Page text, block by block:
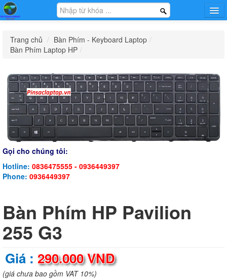
Hướng dẫn
Tin tức
Thông Tin Công Ty
Liên Hệ Mua Sỉ
Sạc - Adapter Laptop Pin - Battery Laptop
Bàn Phím - Keyboard
Laptop
Màn Hình - LCD Laptop Phụ Kiện Laptop Khác Laptop Cũ
Phụ Kiện - Game Gear Dịch Vụ Tin Tức Khuyến Mại
Trang chủ / Bàn Phím - Keyboard Laptop /
Bàn Phím Laptop HP /
Gọi cho chúng tôi:
Hotline: 0836475555 - 0936449397
Phone: 0936449397
Bàn Phím HP Pavilion
255 G3
Giá : 290.000 VND
(giá chưa bao gồm VAT 10%)